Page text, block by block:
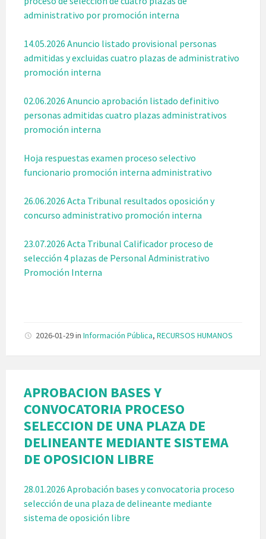
administrativo por promoción interna
14.05.2026 Anuncio listado provisional personas
admitidas y excluidas cuatro plazas de administrativo
promoción interna
02.06.2026 Anuncio aprobación listado definitivo
personas admitidas cuatro plazas administrativos
promoción interna
Hoja respuestas examen proceso selectivo
funcionario promoción interna administrativo
26.06.2026 Acta Tribunal resultados oposición y
concurso administrativo promoción interna
23.07.2026 Acta Tribunal Calificador proceso de
selección 4 plazas de Personal Administrativo
Promoción Interna
2026-01-29in Información Pública, RECURSOS HUMANOS
APROBACION BASES Y
CONVOCATORIA PROCESO
SELECCION DE UNA PLAZA DE
DELINEANTE MEDIANTE SISTEMA
DE OPOSICION LIBRE
28.01.2026 Aprobación bases y convocatoria proceso
selección de una plaza de delineante mediante
sistema de oposición libre